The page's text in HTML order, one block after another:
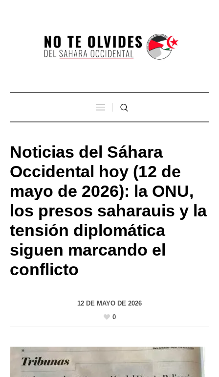
Noticias del Sáhara
Occidental hoy (12 de
mayo de 2026): la ONU,
los presos saharauis y la
tensión diplomática
siguen marcando el
conflicto
12 DE MAYO DE 2026
0